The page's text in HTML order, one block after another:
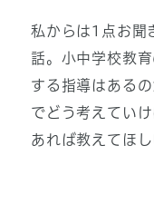
私からは1点お聞
話。小中学校教
する指導はある
でどう考えてい
あれば教えてほし